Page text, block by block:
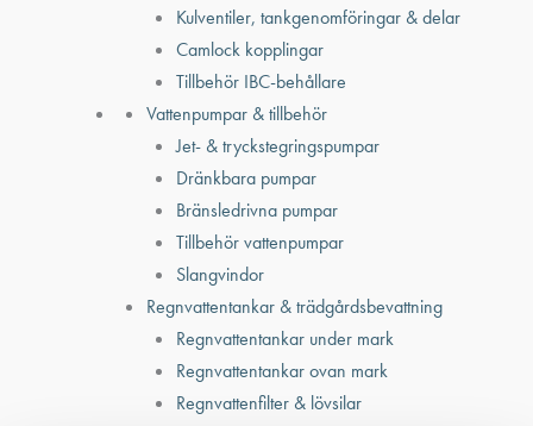
Kulventiler, tankgenomföringar & delar
Camlock kopplingar
Tillbehör IBC-behållare
Vattenpumpar & tillbehör
Jet- & tryckstegringspumpar
Dränkbara pumpar
Bränsledrivna pumpar
Tillbehör vattenpumpar
Slangvindor
Regnvattentankar & trädgårdsbevattning
Regnvattentankar under mark
Regnvattentankar ovan mark
Regnvattenfilter & lövsilar